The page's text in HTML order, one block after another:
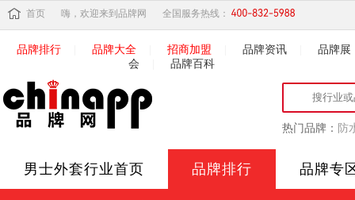
首页 嗨，欢迎来到品牌网 全国服务热线：
品牌排行 品牌大全 招商加盟 品牌资讯
品牌展
会
品牌百科
热门品牌： 防
男士外套行业首页 品牌排行 品牌专